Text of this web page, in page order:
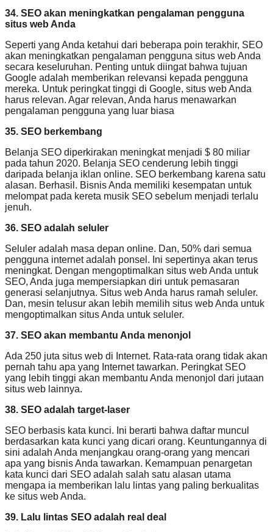
34. SEO akan meningkatkan pengalaman pengguna
situs web Anda
Seperti yang Anda ketahui dari beberapa poin terakhir, SEO
akan meningkatkan pengalaman pengguna situs web Anda
secara keseluruhan. Penting untuk diingat bahwa tujuan
Google adalah memberikan relevansi kepada pengguna
mereka. Untuk peringkat tinggi di Google, situs web Anda
harus relevan. Agar relevan, Anda harus menawarkan
pengalaman pengguna yang luar biasa
35. SEO berkembang
Belanja SEO diperkirakan meningkat menjadi $ 80 miliar
pada tahun 2020. Belanja SEO cenderung lebih tinggi
daripada belanja iklan online. SEO berkembang karena satu
alasan. Berhasil. Bisnis Anda memiliki kesempatan untuk
melompat pada kereta musik SEO sebelum menjadi terlalu
jenuh.
36. SEO adalah seluler
Seluler adalah masa depan online. Dan, 50% dari semua
pengguna internet adalah ponsel. Ini sepertinya akan terus
meningkat. Dengan mengoptimalkan situs web Anda untuk
SEO, Anda juga mempersiapkan diri untuk pemasaran
generasi selanjutnya. Situs web Anda harus ramah seluler.
Dan, mesin telusur akan lebih memilih situs web Anda untuk
mengoptimalkan situs Anda untuk seluler.
37. SEO akan membantu Anda menonjol
Ada 250 juta situs web di Internet. Rata-rata orang tidak akan
pernah tahu apa yang Internet tawarkan. Peringkat SEO
yang lebih tinggi akan membantu Anda menonjol dari jutaan
situs web lainnya.
38. SEO adalah target-laser
SEO berbasis kata kunci. Ini berarti bahwa daftar muncul
berdasarkan kata kunci yang dicari orang. Keuntungannya di
sini adalah Anda menjangkau orang-orang yang mencari
apa yang bisnis Anda tawarkan. Kemampuan penargetan
kata kunci dari SEO adalah salah satu alasan utama
mengapa ia memberikan lalu lintas yang paling berkualitas
ke situs web Anda.
39. Lalu lintas SEO adalah real deal